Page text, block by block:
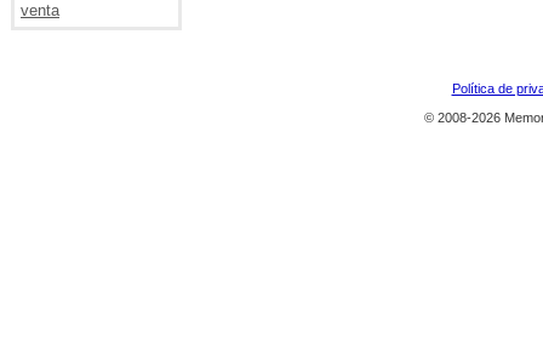
venta
Política de
© 2008-2026